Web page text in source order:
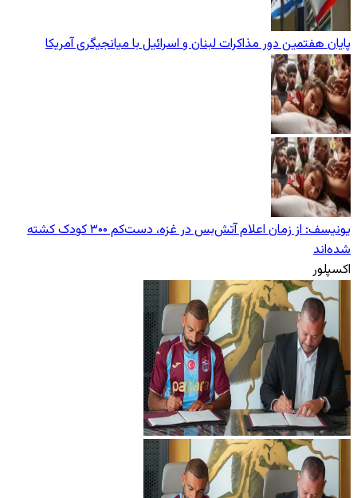
پایان هفتمین دور مذاکرات لبنان و اسرائیل با میانجیگری آمریکا
یونیسف: از زمان اعلام آتش‌بس در غزه، دست‌کم ۳۰۰ کودک کشته
شده‌اند
اکسپلور